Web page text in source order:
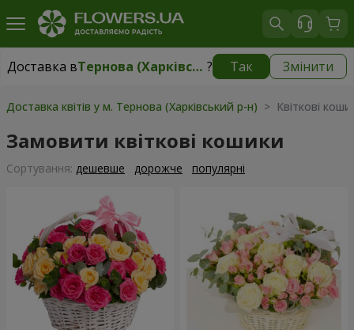
Доставка в Тернова (Харківський р-н) ? Так Змінити
Доставка вТернова (Харківський р-н)| 510 грн
Доставка квітів у м. Тернова (Харківський р-н) > Квіткові
Замовити квіткові кошики
Сортування: дешевше дорожче популярні